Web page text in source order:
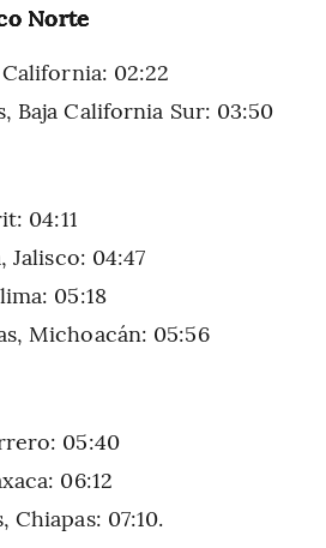
Norte
02:22
Baja California Sur: 03:50
04:11
Jalisco: 04:47
05:18
Michoacán: 05:56
05:40
06:12
Chiapas: 07:10.